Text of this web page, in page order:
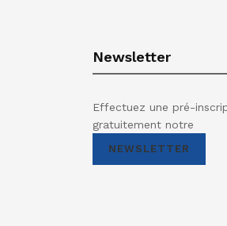
Newsletter
Effectuez une pré-
gratuitement notre
NEWSLETTER